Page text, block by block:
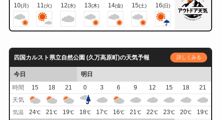
10(月) 11(火) 12(水) 13(木) 14(金) 15(土) 16(日)
四国カルスト県立自然公園 (久万高原町)の天気予報 詳しくみる
今日
明日
時間
15 18 21 0 3 6 9 12 15 18
21
天気
気温 24℃ 21℃ 19℃ 18℃ 17℃ 16℃ 21℃ 22℃ 23℃ 20℃ 19℃